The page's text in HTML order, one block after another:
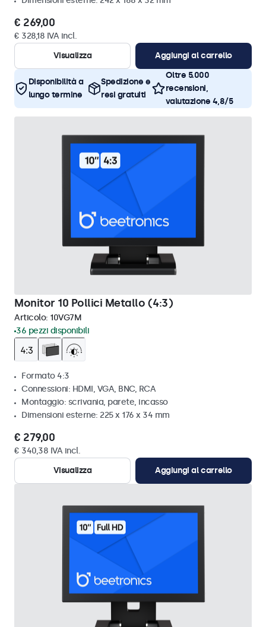
€ 269,00
€ 328,18 IVA incl.
Visualizza
Aggiungi al carrello
Disponibilità a
lungo termine
Spedizione e
resi gratuiti
Oltre 5.000
recensioni,
valutazione 4,8/5
Monitor 10 Pollici Metallo (4:3)
Articolo: 10VG7M
36 pezzi disponibili
Formato 4:3
Connessioni: HDMI, VGA, BNC, RCA
Montaggio: scrivania, parete, incasso
Dimensioni esterne: 225 x 176 x 34 mm
€ 279,00
€ 340,38 IVA incl.
Visualizza
Aggiungi al carrello